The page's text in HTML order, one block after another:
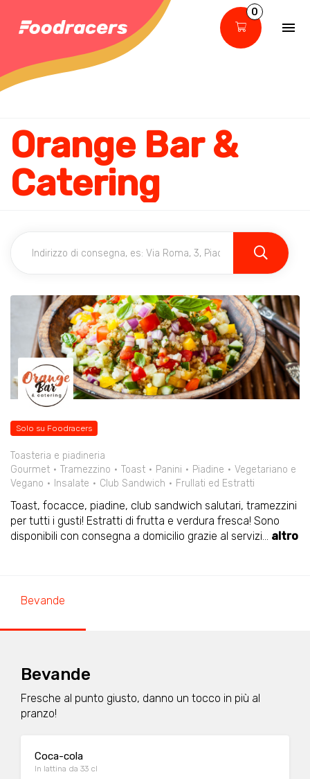
0
Orange Bar &
Catering
Solo su Foodracers
Toasteria e piadineria
Gourmet
Tramezzino Toast Panini Piadine
Vegetariano e
Vegano
Insalate Club Sandwich Frullati ed Estratti
Toast, focacce, piadine, club sandwich salutari, tramezzini
per tutti i gusti! Estratti di frutta e verdura fresca! Sono
disponibili con consegna a domicilio grazie al servizi... altro
Bevande
Bevande
Fresche al punto giusto, danno un tocco in più al
pranzo!
Coca-cola
In lattina da 33 cl